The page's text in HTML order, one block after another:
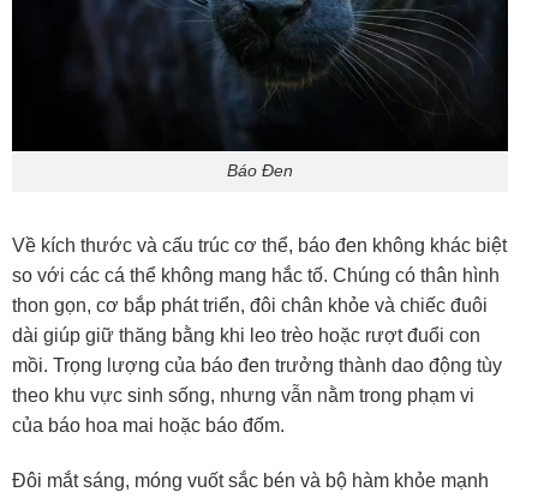
Báo Đen
Về kích thước và cấu trúc cơ thể, báo đen không khác biệt
so với các cá thể không mang hắc tố. Chúng có thân hình
thon gọn, cơ bắp phát triển, đôi chân khỏe và chiếc đuôi
dài giúp giữ thăng bằng khi leo trèo hoặc rượt đuổi con
mồi. Trọng lượng của báo đen trưởng thành dao động tùy
theo khu vực sinh sống, nhưng vẫn nằm trong phạm vi
của báo hoa mai hoặc báo đốm.
Đôi mắt sáng, móng vuốt sắc bén và bộ hàm khỏe mạnh